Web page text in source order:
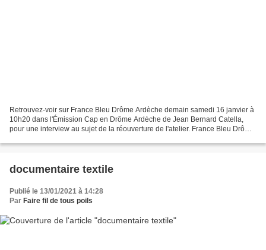
Retrouvez-voir sur France Bleu Drôme Ardèche demain samedi 16 janvier à
10h20 dans l'Émission Cap en Drôme Ardèche de Jean Bernard Catella,
pour une interview au sujet de la réouverture de l'atelier. France Bleu Drôme
documentaire textile
Publié le 13/01/2021 à 14:28
Par Faire fil de tous poils